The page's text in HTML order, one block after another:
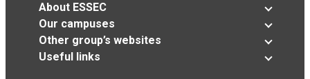
About ESSEC
Our campuses
Other group’s websites
Useful links